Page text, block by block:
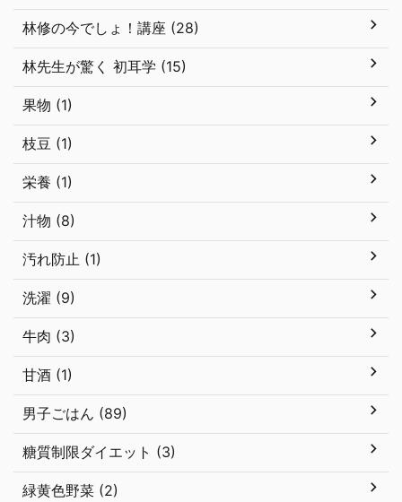
林修の今でしょ！講座 (28)
林先生が驚く 初耳学 (15)
果物 (1)
枝豆 (1)
栄養 (1)
汁物 (8)
汚れ防止 (1)
洗濯 (9)
牛肉 (3)
甘酒 (1)
男子ごはん (89)
糖質制限ダイエット (3)
緑黄色野菜 (2)